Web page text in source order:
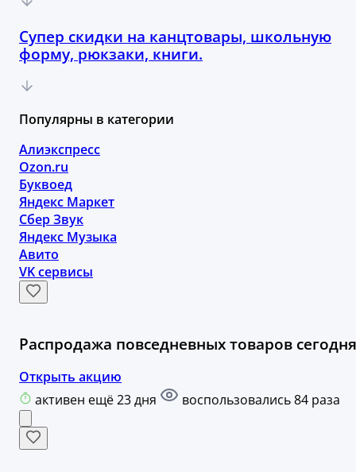
Супер скидки на канцтовары, школьную
форму, рюкзаки, книги.
Популярны в категории
Алиэкспресс
Ozon.ru
Буквоед
Яндекс Маркет
Сбер Звук
Яндекс Музыка
Авито
VK сервисы
Распродажа повседневных товаров
Открыть акцию
активен ещё 23 дня
воспользовались 84 раза